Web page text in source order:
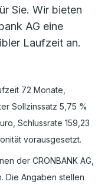
Sie. Wir bieten
AG eine
Laufzeit an.
72 Monate,
Sollzinssatz 5,75 %
Schlussrate 159,23
vorausgesetzt.
der CRONBANK AG,
Die Angaben stellen